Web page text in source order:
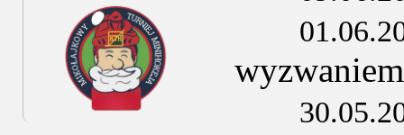
wyzwaniem